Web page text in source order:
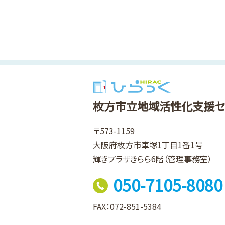
枚方市立地域活性化支援
〒573-1159
大阪府枚方市車塚1丁目1番1号
輝きプラザきらら6階（管理事務室）
050-7105-8080
FAX：072-851-5384